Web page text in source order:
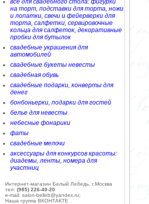
все для свадебного стола: фигурки
на торт, подставки для торта, ножи
и лопатки, свечи и фейерверки для
торта, салфетки, сервировочные
кольца для салфеток, декоративные
пробки для бутылок
свадебные украшения для
автомобилей
свадебные букеты невесты
свадебная обувь
свадебные подарки, конверты для
денег
бонбоньерки, подарки для гостей
белье для невесты
небесные фонарики
фаты
свадебные мелочи
аксессуары для конкурсов красоты:
диадемы, ленты, номера для
участниц
Интернет-магазин Белый Лебедь, г.Москва
тел: (985) 226-40-20
e-mail: salon-belleb@yandex.ru;
Наша группа ВКОНТАКТЕ